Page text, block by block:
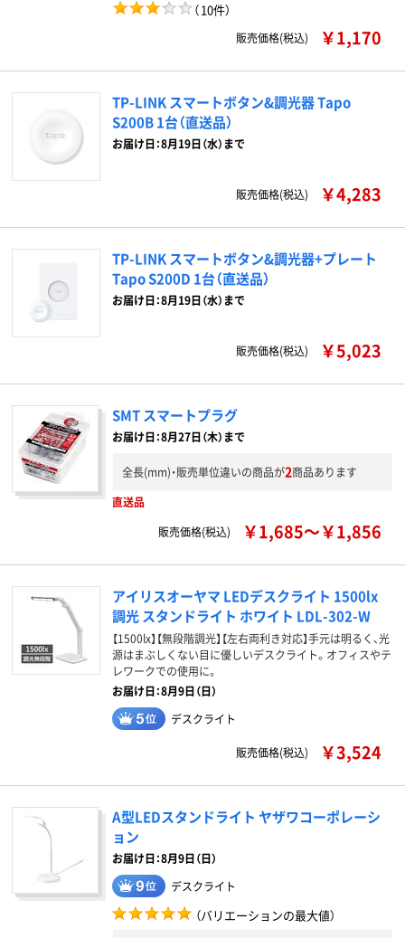
（10件）
販売価格(税込) ￥1,170
TP-LINK スマートボタン&調光器 Tapo
S200B 1台（直送品）
お届け日：8月19日（水）まで
販売価格(税込) ￥4,283
TP-LINK スマートボタン&調光器+プレート
Tapo S200D 1台（直送品）
お届け日：8月19日（水）まで
販売価格(税込) ￥5,023
SMT スマートプラグ
お届け日：8月27日（木）まで
全長(mm)・販売単位違いの商品が2商品あります
直送品
販売価格(税込)
￥1,685～￥1,856
アイリスオーヤマ LEDデスクライト 1500lx
調光 スタンドライト ホワイト LDL-302-W
【1500lx】【無段階調光】【左右両利き対応】手元は明るく、光
源はまぶしくない目に優しいデスクライト。オフィスやテ
レワークでの使用に。
お届け日：8月9日（日）
デスクライト
販売価格(税込) ￥3,524
A型LEDスタンドライト ヤザワコーポレーシ
ョン
お届け日：8月9日（日）
デスクライト
（バリエーションの最大値）